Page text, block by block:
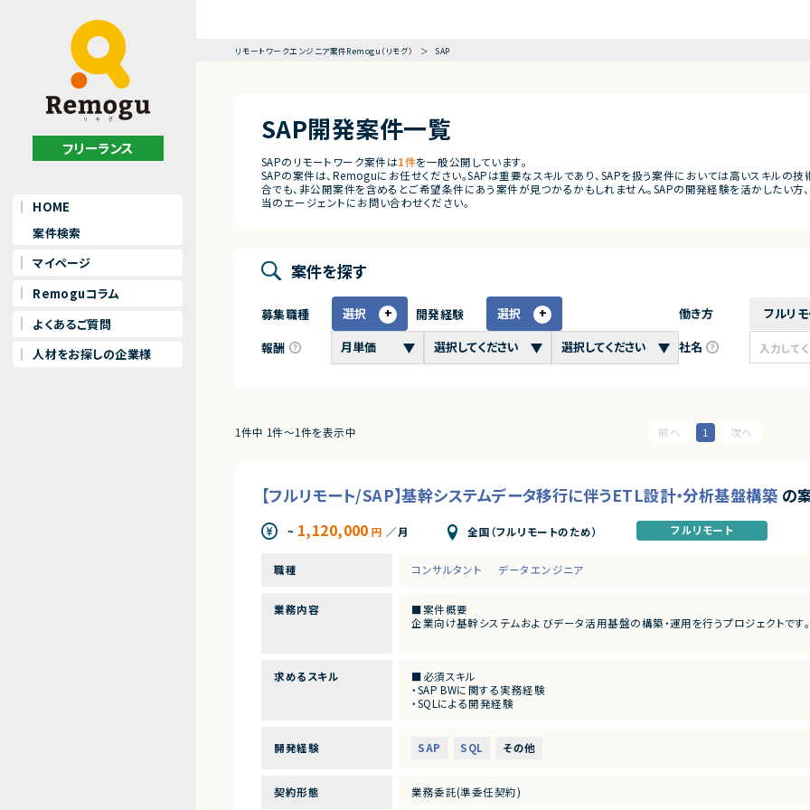
フリーランス
HOME
案件検索
マイページ
Remoguコラム
よくあるご質問
人材をお探しの企業様
リモートワークエンジニア案件Remogu（リモグ） SAP
SAP開発案件一覧
SAPのリモートワーク案件は1件を一般公開しています。
SAPの案件は、Remoguにお任せください。SAPは重要なスキルであり、SAPを扱う案件においては高いスキルの
合でも、非公開案件を含めるとご希望条件にあう案件が見つかるかもしれません。SAPの開発経験を活かしたい方
当のエージェントにお問い合わせください。
案件を探す
募集職種 選択 開発経験
選択
報酬
働き方 フルリ
社名
1件中 1件〜1件を表示中 1
【フルリモート/SAP】基幹システムデータ移行に伴うETL設計・分析基盤構築 の
~ 1,120,000 円 ／月 全国（フルリモートのため） フルリモート
職種 コンサルタント データエンジニア
業務内容
■案件概要
企業向け基幹システムおよびデータ活用基盤の構築・運用を行うプロジェクトです。
・EOSを迎えるSAP BW環境の刷新に伴い、既存帳票出力ロジックのリプレイスを行い
■業務内容
・ETL処理の基本設計、詳細設計および設計書作成
・Databricks上での分析用データ基盤および帳票出力基盤の構築
・周辺システムとのデータ連携設計および実装支援
求めるスキル
■必須スキル
・SAP BWに関する実務経験
・SQLによる開発経験
■尚可スキル
・Databricksの構築・開発経験
開発経験 SAP SQL その他
契約形態 業務委託(準委任契約)